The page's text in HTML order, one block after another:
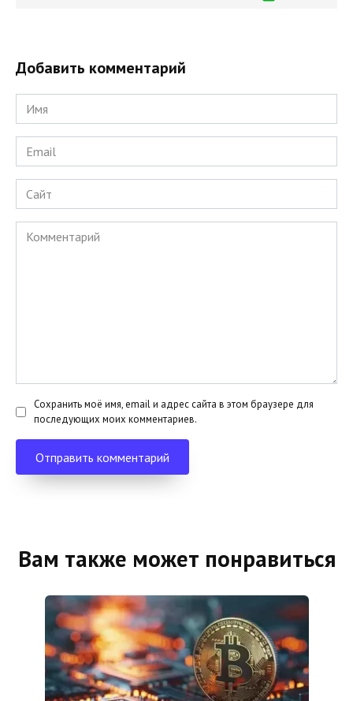
Добавить комментарий
Имя
*
Email
*
Сайт
Комментарий
Сохранить моё имя, email и адрес сайта в этом браузере для
последующих моих комментариев.
Вам также может понравиться